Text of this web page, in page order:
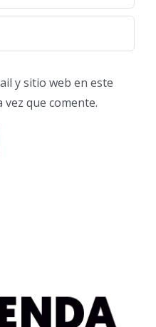
y sitio web en este
que comente.